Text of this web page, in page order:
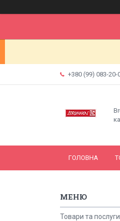
+380 (99) 083-20-
ГОЛОВНА
Товари та послуги